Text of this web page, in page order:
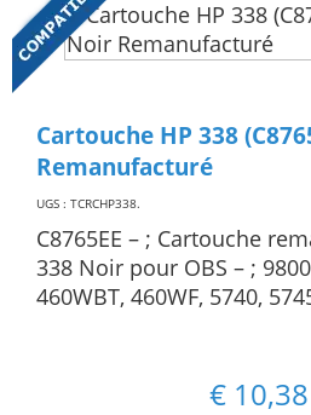
Cartouche HP 338
Remanufacturé
UGS : TCRCHP338.
C8765EE – ; Cartouche
338 Noir pour OBS – ;
460WBT, 460WF, 5740,
€ 10,38